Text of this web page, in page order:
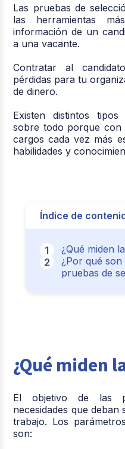
Las pruebas de
las herramientas
información de un
a una vacante.
Contratar al
pérdidas para tu
de dinero.
Existen distintos
sobre todo porque con
cargos cada vez más
habilidades y
Índice de
¿Qué miden
¿Por qué
pruebas de
¿Qué miden
El objetivo de las
necesidades que
trabajo. Los
son: